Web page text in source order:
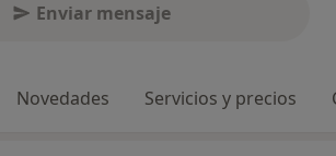
Enviar mensaje
Novedades Servicios y precios